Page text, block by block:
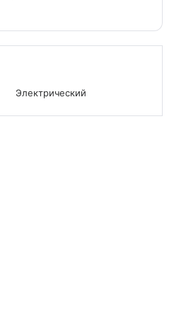
Электрический